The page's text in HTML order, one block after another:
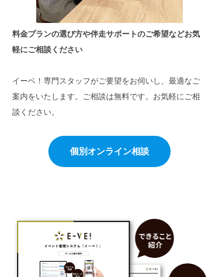
料金プランの選び方や伴走サポートのご希望などお気
軽にご相談ください
イーベ！専門スタッフがご要望をお伺いし、最適なご
案内をいたします。ご相談は無料です。お気軽にご相
談ください。
個別オンライン相談